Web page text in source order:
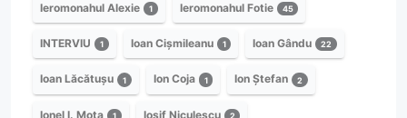
Ieromonahul Alexie 1 Ieromonahul Fotie 45
INTERVIU 1 Ioan Cișmileanu 1 Ioan Gându 22
Ioan Lăcătușu 1 Ion Coja 1 Ion Ștefan 2
Ionel I. Moța 1 Iosif Niculescu 2